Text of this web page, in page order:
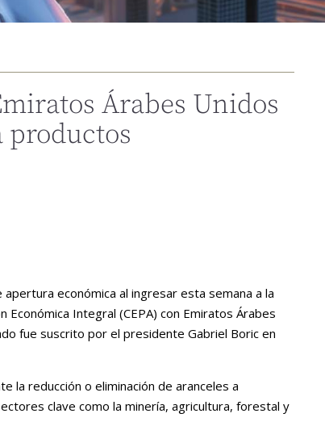
Árabes Unidos
productos
económica al ingresar esta semana a la
Integral (CEPA) con Emiratos Árabes
fue suscrito por el presidente Gabriel Boric en
la reducción o eliminación de aranceles a
clave como la minería, agricultura, forestal y